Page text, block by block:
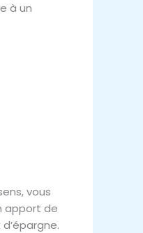
à un
vous
apport de